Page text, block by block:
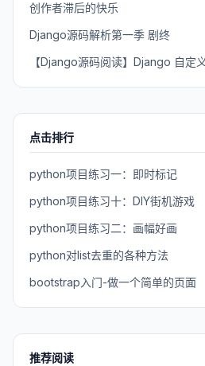
创作者滞后的快乐
Django源码解析第一季 剧终
【Django源码阅读】Django 自定
点击排行
python项目练习一：即时标记
python项目练习十：DIY街机游戏
python项目练习二：画幅好画
python对list去重的各种方法
bootstrap入门-做一个简单的页面
推荐阅读